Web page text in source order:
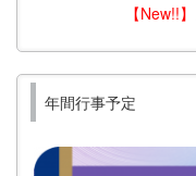
【New!!】
年間行事予定